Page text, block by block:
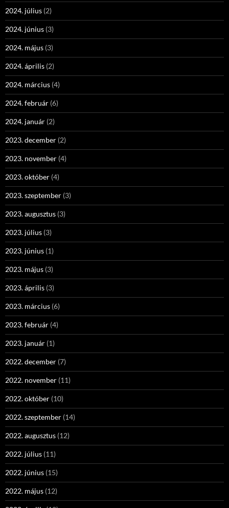
2024. július (2)
2024. június (3)
2024. május (3)
2024. április (2)
2024. március (4)
2024. február (6)
2024. január (2)
2023. december (2)
2023. november (4)
2023. október (4)
2023. szeptember (3)
2023. augusztus (3)
2023. július (3)
2023. június (1)
2023. május (3)
2023. április (3)
2023. március (6)
2023. február (4)
2023. január (1)
2022. december (7)
2022. november (11)
2022. október (10)
2022. szeptember (14)
2022. augusztus (12)
2022. július (11)
2022. június (15)
2022. május (12)